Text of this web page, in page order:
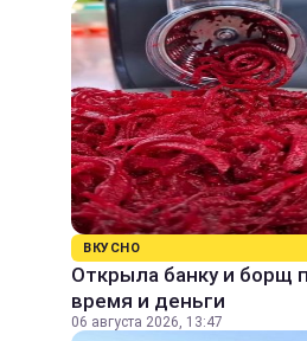
ВКУСНО
Открыла банку и борщ
время и деньги
06 августа 2026, 13:47